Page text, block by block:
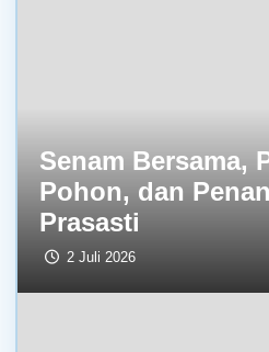
Senam Bersama,
Pohon, dan
Prasasti
2 Juli 2026